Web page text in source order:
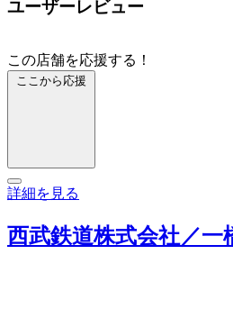
ユーザーレビュー
この店舗を応援する！
ここから応援
詳細を見る
西武鉄道株式会社／一